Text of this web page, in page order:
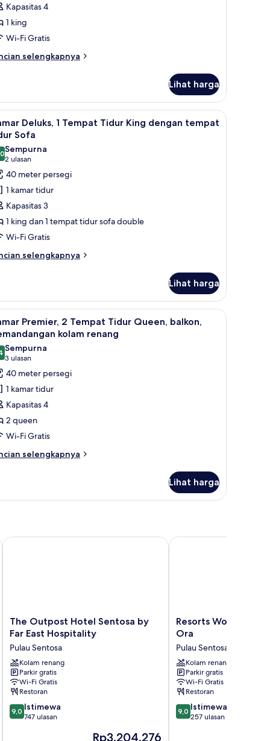
Kapasitas 4
1 king
Wi-Fi Gratis
selengkapnya
Lihat harga
keluarga | Televisi LED 65-inci dengan saluran TV digital
Kamar Deluks, 1 Tempat Tidur King dengan
7
Deluks, 1 Tempat Tidur King dengan tempat
Sofa
dari 10
Sempurna
2 ulasan
(2
ulasan)
40 meter persegi
1 kamar tidur
Kapasitas 3
1 king dan 1 tempat tidur sofa double
Wi-Fi Gratis
selengkapnya
Lihat harga
7
Premier, 2 Tempat Tidur Queen, balkon,
kolam renang
dari 10
Sempurna
3 ulasan
(3
ulasan)
40 meter persegi
1 kamar tidur
Kapasitas 4
2 queen
Wi-Fi Gratis
selengkapnya
Lihat harga
The
Outpost
Sentosa
by
Far
East
Hospitality
Pulau
Sentosa
The Outpost Hotel Sentosa by
Far East Hospitality
Pulau Sentosa
Kolam renang
Parkir gratis
Wi-Fi Gratis
Restoran
9.0
dari
9,0 Istimewa
747 ulasan
Harga
Rp3.204.276
The Outpost Hotel Sentosa by Far East Hospitality
Resorts
World
-
Hotel
Ora
Pulau
Sentosa
Resorts World
Ora
Pulau Sentosa
Kolam renang
Parkir gratis
Wi-Fi Gratis
Restoran
9.0
dari
9,0 Istimewa
257 ulasan
Resorts World